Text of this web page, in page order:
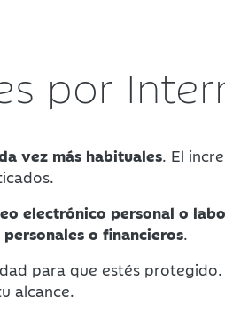
por
vez más habituales. El
electrónico personal o
o financieros.
para que estés
alcance.